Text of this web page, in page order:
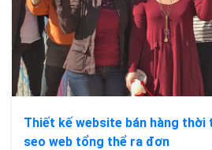
Thiết kế website bán hàng
seo web tổng thể ra đơn